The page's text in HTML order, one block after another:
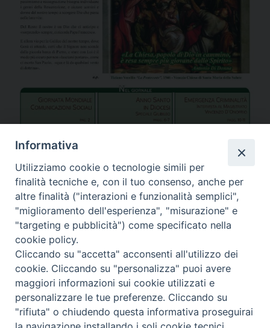
Sfoglia il giornale on line
Condividi…
la-roccia-aprile-2016
Piazza Duomo 7 - 80011 Acerra (NA) - Tel/Fax 081 5209329 -
Informativa
Utilizziamo cookie o tecnologie simili per
finalità tecniche e, con il tuo consenso, anche per
altre finalità ("interazioni e funzionalità semplici",
"miglioramento dell'esperienza", "misurazione" e
"targeting e pubblicità") come specificato nella
cookie policy.
Cliccando su "accetta" acconsenti all'utilizzo dei
cookie. Cliccando su "personalizza" puoi avere
maggiori informazioni sui cookie utilizzati e
personalizzare le tue preferenze. Cliccando su
"rifiuta" o chiudendo questa informativa proseguirai